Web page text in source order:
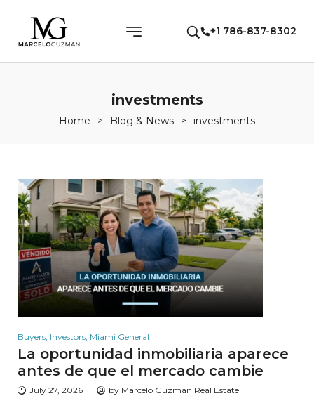
+1 786-837-8302
investments
Home > Blog & News > investments
Buyers Investors Miami General
La oportunidad inmobiliaria aparece
antes de que el mercado cambie
July 27, 2026 by Marcelo Guzman Real Estate